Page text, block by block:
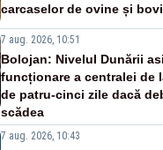
carcaselor de ovine și
7 aug. 2026, 10:51
Bolojan: Nivelul Dunării
funcționare a centralei de
de patru-cinci zile dacă
scădea
7 aug. 2026, 10:43